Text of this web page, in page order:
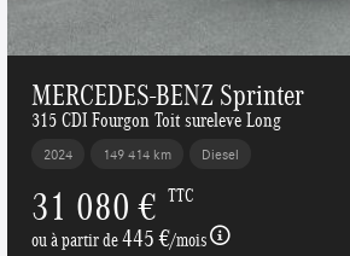
MERCEDES-BENZ Sprinter
315 CDI Fourgon Toit sureleve Long
2024 149 414 km Diesel
31 080 € TTC
ou à partir de445 €/mois